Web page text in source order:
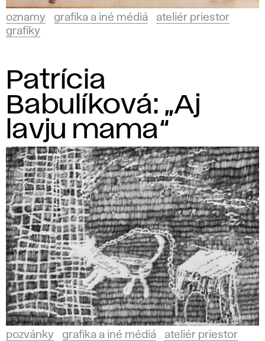
e
s
t
o
r
g
r
a
f
i
k
y
oznamy grafika a iné médiá
ateliér priestor
grafiky
Patrícia
Babulíková: „Aj
lavju mama“
pozvánky grafika a iné médiá
ateliér priestor